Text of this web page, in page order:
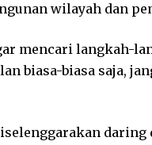
wilayah dan
mencari langkah-
biasa-biasa saja,